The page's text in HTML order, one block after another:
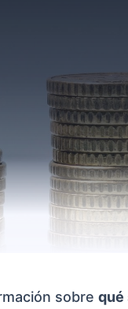
sobre qué